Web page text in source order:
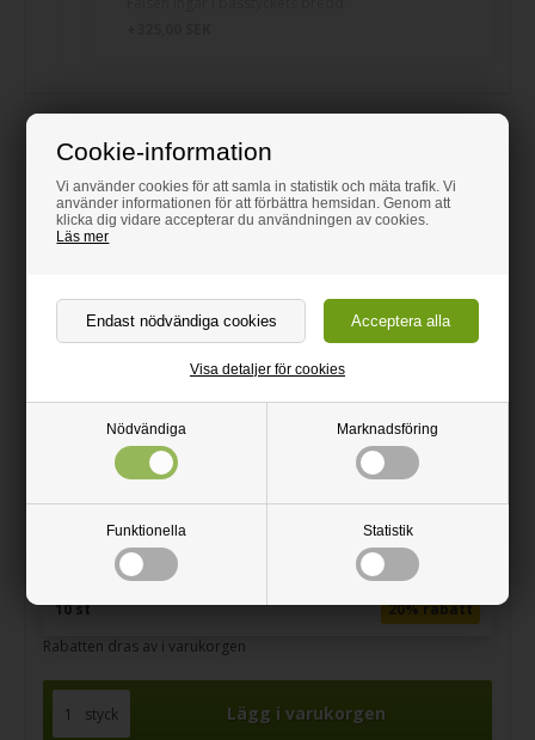
Cookie-information
Vi använder cookies för att samla in statistik och mäta trafik. Vi
använder informationen för att förbättra hemsidan. Genom att
klicka dig vidare accepterar du användningen av cookies.
Läs mer
Nödvändiga Marknadsföring
Funktionella Statistik
Visa detaljer för cookies
1.280,38
inkl. moms
10% rabatt
10 st
20% rabatt
Rabatten dras av i varukorgen
styck